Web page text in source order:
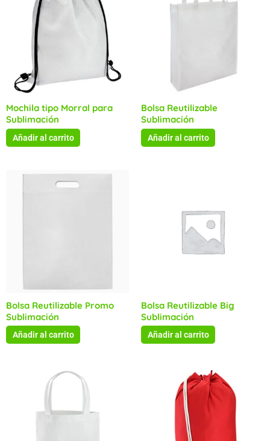
Mochila tipo Morral para
Sublimación
Añadir al carrito
Bolsa Reutilizable
Sublimación
Añadir al carrito
Bolsa Reutilizable Promo
Sublimación
Añadir al carrito
Bolsa Reutilizable Big
Sublimación
Añadir al carrito